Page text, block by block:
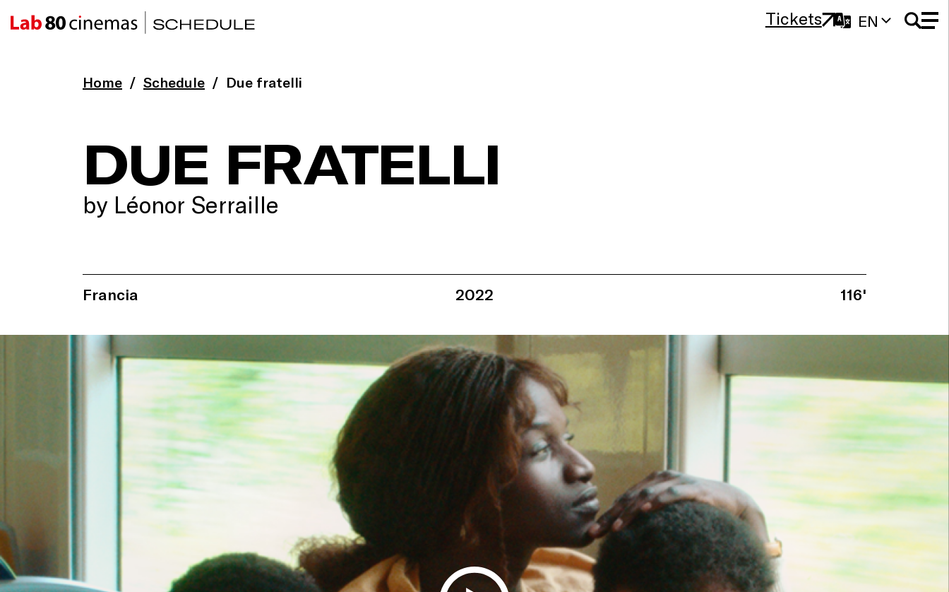
Tickets EN
Home Schedule Due fratelli
DUE FRATELLI
by Léonor Serraille
Francia 2022 116'